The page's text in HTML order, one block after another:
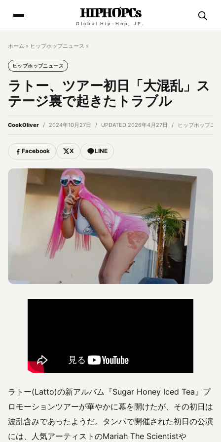
HIPHOPCs
Global Hip-Hop, JP.
ホーム » ヒップホップニュース »
ヒップホップニュース
ラトー、ツアー初日「大混乱」ス
テージ裏で起きたトラブル
CookOliver 2024年10月27日 UPDATED 2026年4月27日 ヒップホップニ
Facebook X LINE
ラトー(Latto)の新アルバム『Sugar Honey Iced Tea』プ
ロモーションツアーが華やかに幕を開けたが、その初日は
波乱含みであったようだ。タンパで開催された初日の公演
には、人気アーティストのMariah The Scientistや